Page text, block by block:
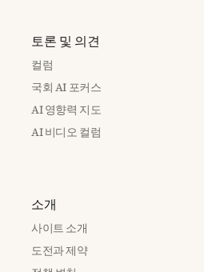
토론 및 의견
컬럼
국회 AI 포커스
AI 영향력 지도
AI 비디오 컬럼
소개
사이트 소개
도전과 제약